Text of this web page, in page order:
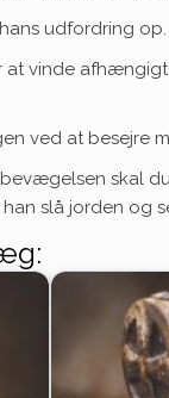
udfordring op.
vinde afhængigt
ved at besejre
skal
slå jorden og